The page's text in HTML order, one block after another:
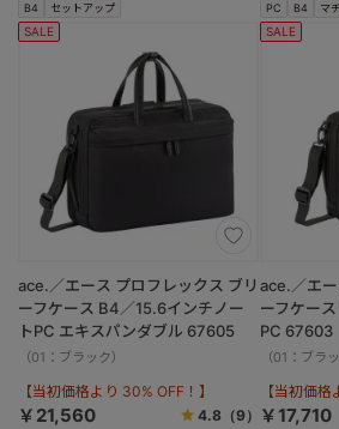
B4 セットアップ PC B4 マ
SALE
ace.／エース プロフレックス ブリ
ーフケース B4／15.6インチノー
トPC エキスパンダブル 67605
（01：ブラック）
【当初価格より 30% OFF！】
￥21,560 4.8（9）
SALE
ace.／エ
ーフケー
PC 67603
（01：ブラッ
【当初価格
￥17,710